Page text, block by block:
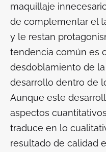
maquillaje
de complementar el
y le restan
tendencia común es
desdoblamiento de
desarrollo dentro de
Aunque este
aspectos
traduce en lo
resultado de calidad